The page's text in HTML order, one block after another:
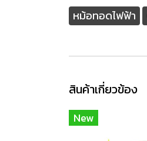
หม้อทอดไฟฟ้า
สินค้าเกี่ยวข้อง
New